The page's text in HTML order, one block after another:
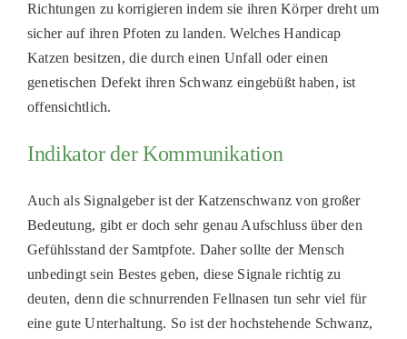
Richtungen zu korrigieren indem sie ihren Körper dreht um
sicher auf ihren Pfoten zu landen. Welches Handicap
Katzen besitzen, die durch einen Unfall oder einen
genetischen Defekt ihren Schwanz eingebüßt haben, ist
offensichtlich.
Indikator der Kommunikation
Auch als Signalgeber ist der Katzenschwanz von großer
Bedeutung, gibt er doch sehr genau Aufschluss über den
Gefühlsstand der Samtpfote. Daher sollte der Mensch
unbedingt sein Bestes geben, diese Signale richtig zu
deuten, denn die schnurrenden Fellnasen tun sehr viel für
eine gute Unterhaltung. So ist der hochstehende Schwanz,